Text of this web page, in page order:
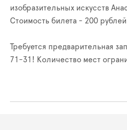
изобразительных искусств
Стоимость билета - 200
Требуется предварительная
71-31! Количество мест